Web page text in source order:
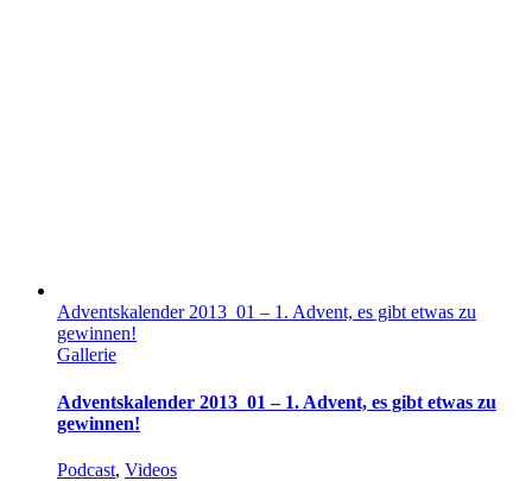
Adventskalender 2013_01 – 1. Advent, es gibt etwas zu
gewinnen!
Gallerie
Adventskalender 2013_01 – 1. Advent, es gibt etwas zu
gewinnen!
Podcast, Videos